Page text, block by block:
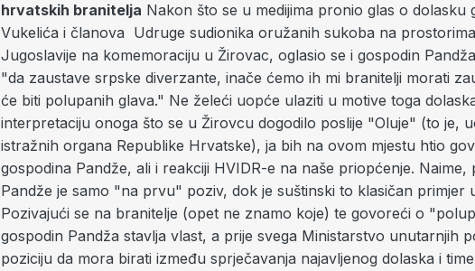
hrvatskih branitelja Nakon što se u medijima pronio glas o dolasku
Vukelića i članova Udruge sudionika oružanih sukoba na
Jugoslavije na komemoraciju u Žirovac, oglasio se i gospodin
"da zaustave srpske diverzante, inače ćemo ih mi branitelji morati
će biti polupanih glava." Ne želeći uopće ulaziti u motive toga
interpretaciju onoga što se u Žirovcu dogodilo poslije "Oluje" (to je,
istražnih organa Republike Hrvatske), ja bih na ovom mjestu htio
gospodina Pandže, ali i reakciji HVIDR-e na naše priopćenje. Naime,
Pandže je samo "na prvu" poziv, dok je suštinski to klasičan primjer
Pozivajući se na branitelje (opet ne znamo koje) te govoreći o
gospodin Pandža stavlja vlast, a prije svega Ministarstvo unutarnjih
poziciju da mora birati između sprječavanja najavljenog dolaska i